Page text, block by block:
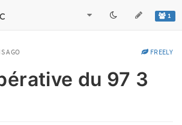
1
AGO FREELY
du 97 3